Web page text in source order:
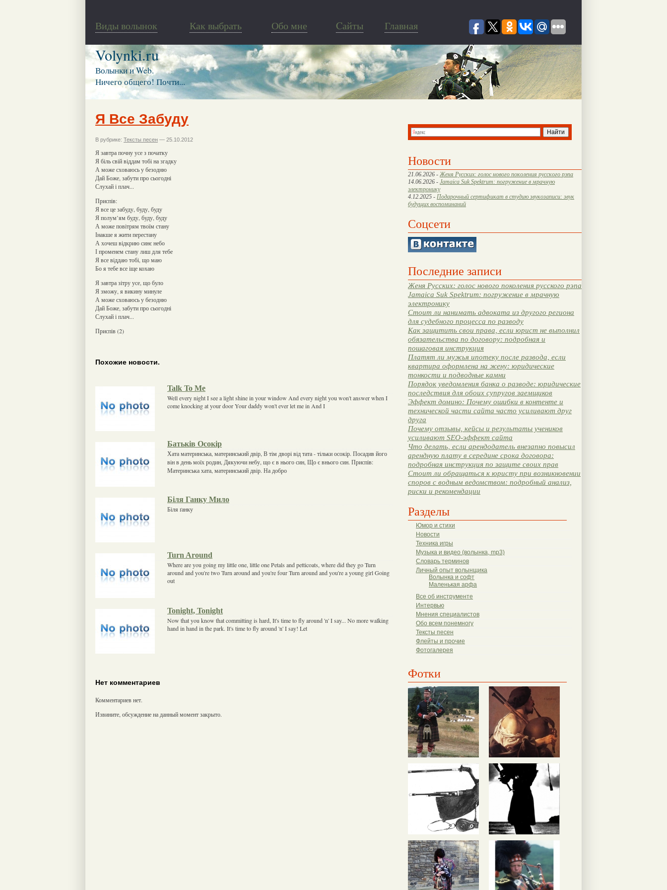
Виды волынок Как выбрать Обо мне Cайты Главная
Volynki.ru
Волынки и Web.
Ничего общего! Почти...
Новости
21.06.2026 - Женя Русских: голос нового поколения русского рэпа
14.06.2026 - Jamaica Suk Spektrum: погружение в мрачную
электронику
4.12.2025 - Подарочный сертификат в студию звукозаписи: звук
будущих воспоминаний
Соцсети
Последние записи
Женя Русских: голос нового поколения русского рэпа
Jamaica Suk Spektrum: погружение в мрачную
электронику
Стоит ли нанимать адвоката из другого региона
для судебного процесса по разводу
Как защитить свои права, если юрист не выполнил
обязательства по договору: подробная и
пошаговая инструкция
Платят ли мужья ипотеку после развода, если
квартира оформлена на жену: юридические
тонкости и подводные камни
Порядок уведомления банка о разводе: юридические
последствия для обоих супругов заемщиков
Эффект домино: Почему ошибки в контенте и
технической части сайта часто усиливают друг
друга
Почему отзывы, кейсы и результаты учеников
усиливают SEO-эффект сайта
Что делать, если арендодатель внезапно повысил
арендную плату в середине срока договора:
подробная инструкция по защите своих прав
Стоит ли обращаться к юристу при возникновении
споров с водным ведомством: подробный анализ,
риски и рекомендации
Разделы
Юмор и стихи
Новости
Техника игры
Музыка и видео (волынка, mp3)
Словарь терминов
Личный опыт волынщика
Волынка и софт
Маленькая арфа
Все об инструменте
Интервью
Мнения специалистов
Обо всем понемногу
Тексты песен
Флейты и прочие
Фотогалерея
Фотки
Я Все Забуду
В рубрике: Тексты песен — 25.10.2012
Я завтра почну усе з початку
Я біль свій віддам тобі на згадку
А може сховаюсь у безодню
Дай Боже, забути про сьогодні
Слухай і плач...
Приспів:
Я все це забуду, буду, буду
Я полум’ям буду, буду, буду
А може повітрям твоїм стану
Інакше я жити перестану
А хочеш відкрию синє небо
І променем стану лиш для тебе
Я все віддаю тобі, що маю
Бо я тебе все іще кохаю
Я завтра зітру усе, що було
Я зможу, я викину минуле
А може сховаюсь у безодню
Дай Боже, забути про сьогодні
Слухай і плач...
Приспів (2)
Похожие новости.
Talk To Me
Well every night I see a light shine in your window And every night you won't answer when I
come knocking at your door Your daddy won't ever let me in And I
Батьків Осокір
Хата материнська, материнський двiр, В тiм дворi вiд тата - тiльки осокiр. Посадив його
вiн в день моїх родин, Дякуючи небу, що є в нього син, Що є внього син. Приспів:
Материнська хата, материнський двiр. На добро
Біля Ганку Мило
Біля ґанку
Turn Around
Where are you going my little one, little one Petals and petticoats, where did they go Turn
around and you're two Turn around and you're four Turn around and you're a young girl Going
out
Tonight, Tonight
Now that you know that committing is hard, It's time to fly around 'n' I say... No more walking
hand in hand in the park. It's time to fly around 'n' I say! Let
Нет комментариев
Комментариев нет.
Извините, обсуждение на данный момент закрыто.